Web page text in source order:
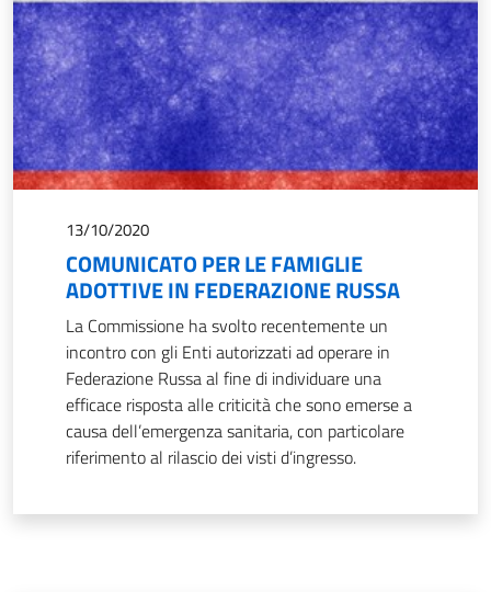
13/10/2020
COMUNICATO PER LE FAMIGLIE
ADOTTIVE IN FEDERAZIONE RUSSA
La Commissione ha svolto recentemente un
incontro con gli Enti autorizzati ad operare in
Federazione Russa al fine di individuare una
efficace risposta alle criticità che sono emerse a
causa dell’emergenza sanitaria, con particolare
riferimento al rilascio dei visti d’ingresso.